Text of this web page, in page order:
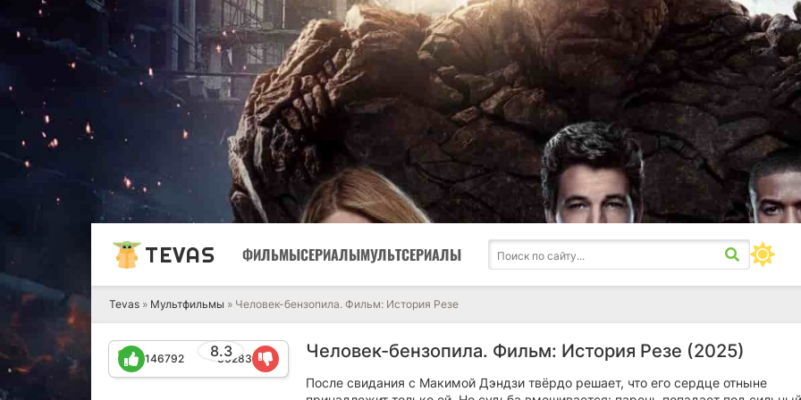
TEVAS ФИЛЬМЫСЕРИАЛЫМУЛЬТСЕРИАЛЫ
Tevas » Мультфильмы » Человек-бензопила. Фильм: История Резе
Человек-бензопила. Фильм: История Резе (2025)
8.3
146792 30283
После свидания с Макимой Дэндзи твёрдо решает, что его сердце отныне